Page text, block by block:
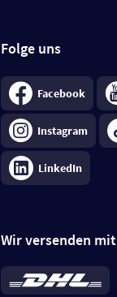
Folge uns
Facebook
Instagram
LinkedIn
Wir versenden mit